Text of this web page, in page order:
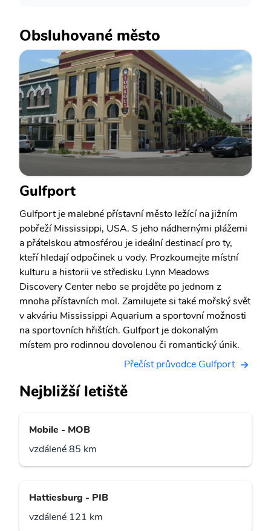
Obsluhované město
Gulfport
Gulfport je malebné přístavní město ležící na jižním
pobřeží Mississippi, USA. S jeho nádhernými plážemi
a přátelskou atmosférou je ideální destinací pro ty,
kteří hledají odpočinek u vody. Prozkoumejte místní
kulturu a historii ve středisku Lynn Meadows
Discovery Center nebo se projděte po jednom z
mnoha přístavních mol. Zamilujete si také mořský svět
v akváriu Mississippi Aquarium a sportovní možnosti
na sportovních hřištích. Gulfport je dokonalým
místem pro rodinnou dovolenou či romantický únik.
Přečíst průvodce Gulfport
Nejbližší letiště
Mobile - MOB
vzdálené 85 km
Hattiesburg - PIB
vzdálené 121 km